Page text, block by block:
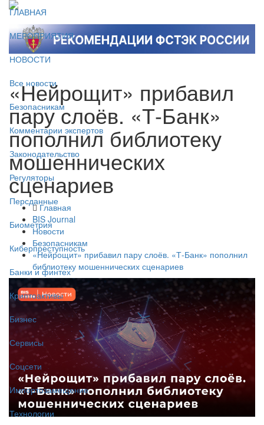
ГЛАВНАЯ
МЕРОПРИЯТИЯ
НОВОСТИ
Все новости
Безопасникам
Комментарии экспертов
Законодательство
Регуляторы
Персданные
Биометрия
Киберпреступность
Банки и финтех
Криптоактивы
Бизнес
Сервисы
Соцсети
Импортозамещение
Технологии
«Нейрощит» прибавил
пару слоёв. «Т-Банк»
пополнил библиотеку
мошеннических
сценариев
Главная
BIS Journal
Новости
Безопасникам
«Нейрощит» прибавил пару слоёв. «Т-Банк» пополнил
библиотеку мошеннических сценариев